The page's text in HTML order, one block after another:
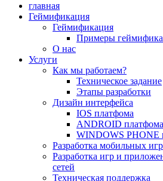
главная
Геймификация
Геймификация
Примеры
О нас
Услуги
Как мы работаем?
Техническое задание
Этапы разработки
Дизайн интерфейса
IOS платфома
ANDROID платфома
WINDOWS PHONE
Разработка мобильных
Разработка игр и
сетей
Техническая поддержка